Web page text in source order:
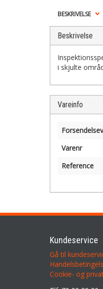
BESKRIVELSE
Beskrivelse
i skjulte
Vareinfo
Varenr
Reference
Kundeservice
Gå til
Cookie- og